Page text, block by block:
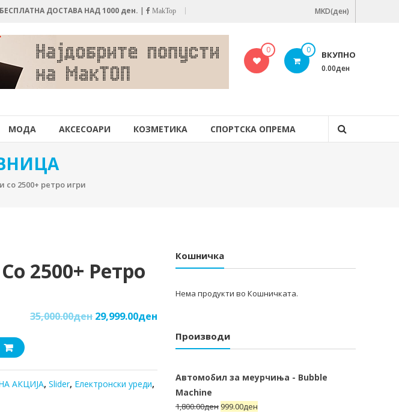
ДОСТАВА НАД 1000 ден. | MakTop MKD(ден)
0 0 ВКУПНО
0.00ден
МОДА АКСЕСОАРИ КОЗМЕТИКА СПОРТСКА ОПРЕМА
со 2500+ ретро игри
2500+ Ретро
35,000.00ден 29,999.00ден
АКЦИЈА,Slider, Електронски уреди,
Кошничка
Нема продукти во Кошничката.
Производи
Автомобил за меурчиња - Bubble
Machine
1,800.00ден 999.00ден